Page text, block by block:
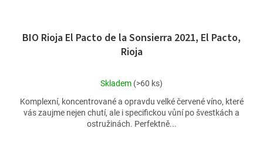
BIO Rioja El Pacto de la Sonsierra 2021, El Pacto,
Rioja
Průměrné
produktu
je
5,0
Skladem (>60 ks)
Komplexní, koncentrované a opravdu velké červené víno, které
vás zaujme nejen chutí, ale i specifickou vůní po švestkách a
ostružinách. Perfektně...